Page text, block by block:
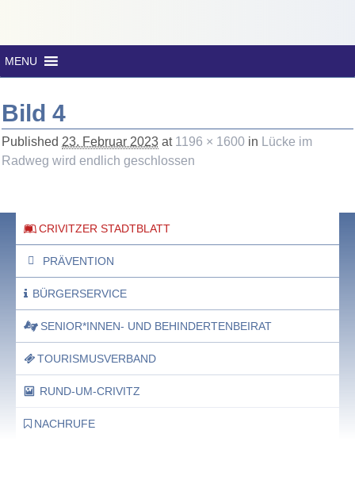
MENU
Bild 4
Published 23. Februar 2023 at 1196 × 1600 in
Lücke im
Radweg wird endlich geschlossen
CRIVITZER STADTBLATT
PRÄVENTION
BÜRGERSERVICE
SENIOR*INNEN- UND BEHINDERTENBEIRAT
TOURISMUSVERBAND
RUND-UM-CRIVITZ
NACHRUFE